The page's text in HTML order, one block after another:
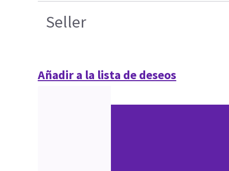
Seller
Añadir a la lista de deseos